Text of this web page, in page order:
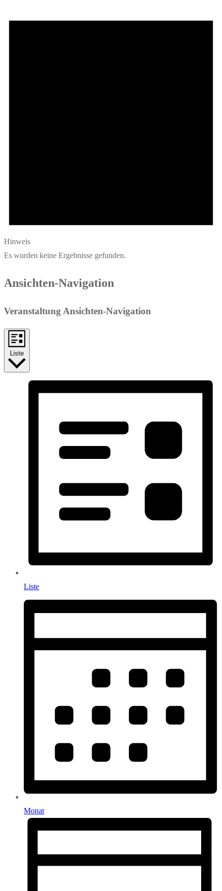
Hinweis
Es wurden keine Ergebnisse gefunden.
Ansichten-Navigation
Veranstaltung Ansichten-Navigation
Liste
Liste
Monat